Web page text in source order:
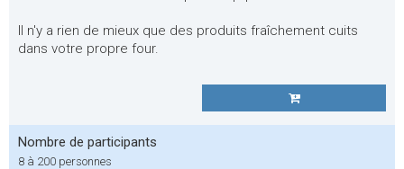
Il n'y a rien de mieux que des produits fraîchement cuits
dans votre propre four.
Nombre de participants
8 à 200 personnes